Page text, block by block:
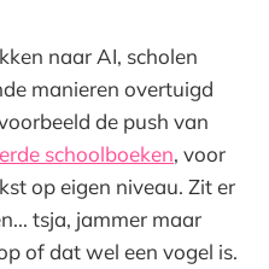
naar AI, scholen
manieren overtuigd
de push van
schoolboeken, voor
op eigen niveau. Zit er
tsja, jammer maar
of dat wel een vogel is.